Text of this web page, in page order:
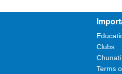
Clubs
Terms